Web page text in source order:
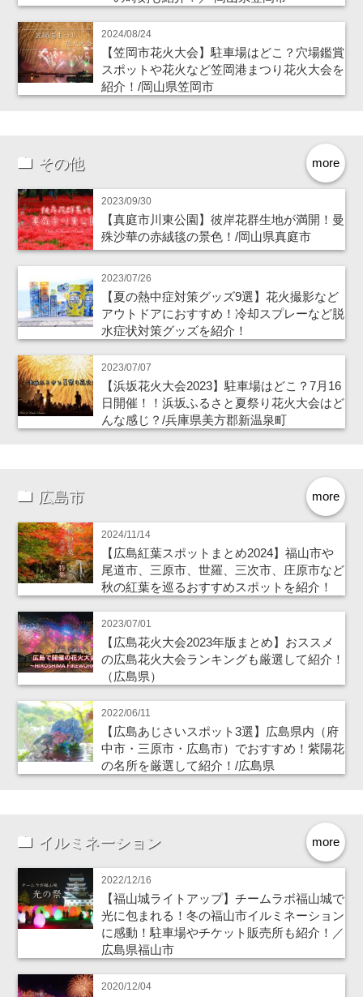
2024/08/24
【笠岡市花火大会】駐車場はどこ？穴場鑑賞
スポットや花火など笠岡港まつり花火大会を
紹介！/岡山県笠岡市
more
その他
2023/09/30
【真庭市川東公園】彼岸花群生地が満開！曼
殊沙華の赤絨毯の景色！/岡山県真庭市
2023/07/26
【夏の熱中症対策グッズ9選】花火撮影など
アウトドアにおすすめ！冷却スプレーなど脱
水症状対策グッズを紹介！
2023/07/07
【浜坂花火大会2023】駐車場はどこ？7月16
日開催！！浜坂ふるさと夏祭り花火大会はど
んな感じ？/兵庫県美方郡新温泉町
more
広島市
2024/11/14
【広島紅葉スポットまとめ2024】福山市や
尾道市、三原市、世羅、三次市、庄原市など
秋の紅葉を巡るおすすめスポットを紹介！
2023/07/01
【広島花火大会2023年版まとめ】おススメ
の広島花火大会ランキングも厳選して紹介！
（広島県）
2022/06/11
【広島あじさいスポット3選】広島県内（府
中市・三原市・広島市）でおすすめ！紫陽花
の名所を厳選して紹介！/広島県
more
イルミネーション
2022/12/16
【福山城ライトアップ】チームラボ福山城で
光に包まれる！冬の福山市イルミネーション
に感動！駐車場やチケット販売所も紹介！／
広島県福山市
2020/12/04